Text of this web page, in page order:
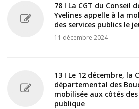
78 I La CGT du Conseil
Yvelines appelle à la
des services publics le
11 décembre 2024
13 I Le 12 décembre, la
départemental des
mobilisée aux côtés
publique